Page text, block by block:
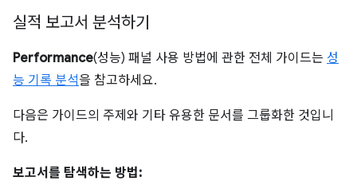
실적 보고서 분석하기
Performance(성능) 패널 사용 방법에 관한 전체 가이드는 성
능 기록 분석을 참고하세요.
다음은 가이드의 주제와 기타 유용한 문서를 그룹화한 것입니
다.
보고서를 탐색하는 방법: